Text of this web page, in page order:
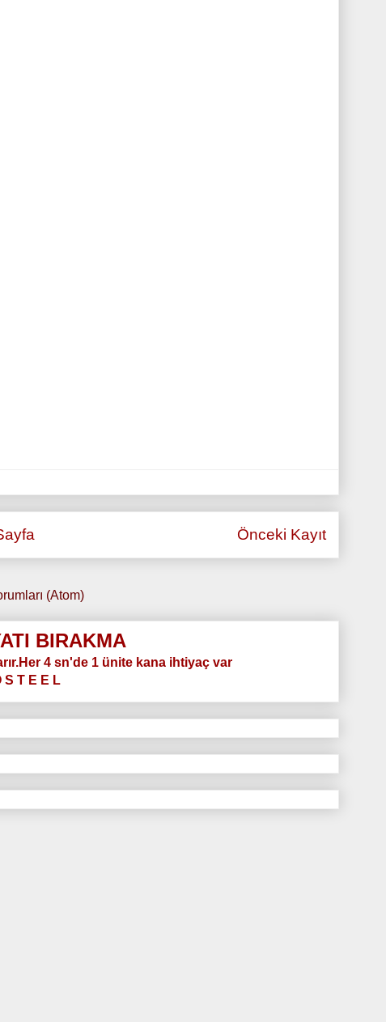
Önceki Kayıt
(Atom)
BIRAKMA
4 sn'de 1 ünite kana ihtiyaç var
S T E E L